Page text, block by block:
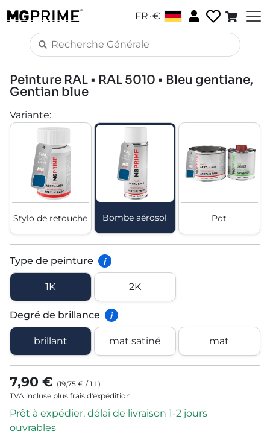
FR .€
Peinture RAL • RAL 5010 • Bleu gentiane,
Gentian blue
Variante:
Stylo de retouche Bombe aérosol Pot
Type de peinture i
1K 2K
Degré de brillance i
brillant mat satiné mat
7,90 € (19,75 € /1 L )
TVA incluse plus frais d'expédition
Prêt à expédier, délai de livraison 1-2 jours
ouvrables